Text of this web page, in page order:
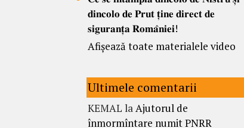
𝐝𝐢𝐧𝐜𝐨𝐥𝐨 𝐝𝐞 𝐏𝐫𝐮𝐭 𝐭̦𝐢𝐧𝐞 𝐝𝐢𝐫𝐞𝐜𝐭 𝐝𝐞
𝐬𝐢𝐠𝐮𝐫𝐚𝐧𝐭̦𝐚 𝐑𝐨𝐦𝐚̂𝐧𝐢𝐞𝐢!
Afișează toate materialele video
Ultimele comentarii
KEMAL laAjutorul de
înmormîntare numit PNRR